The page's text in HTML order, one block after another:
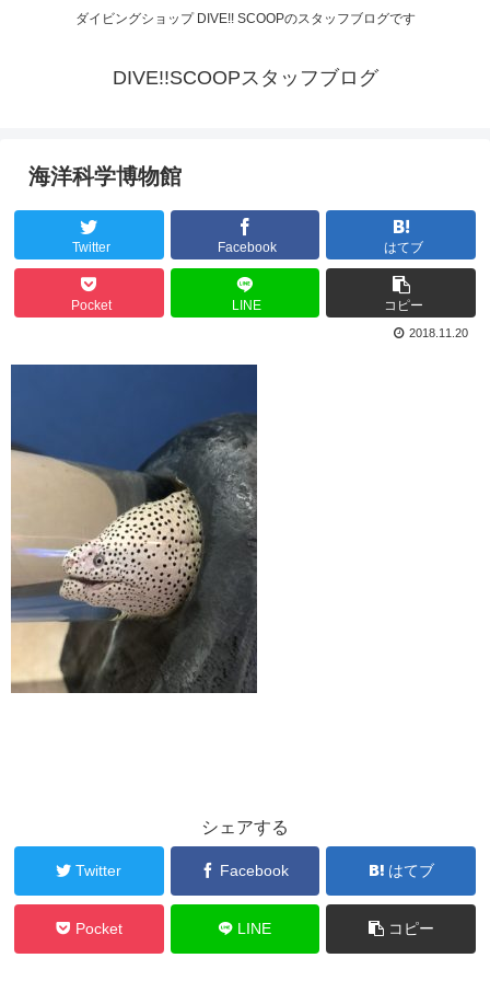
ダイビングショップ DIVE!! SCOOPのスタッフブログです
DIVE!!SCOOPスタッフブログ
海洋科学博物館
Twitter Facebook はてブ
Pocket LINE コピー
2018.11.20
シェアする
Twitter Facebook はてブ
Pocket LINE コピー